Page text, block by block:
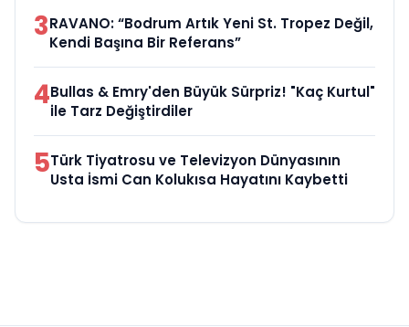
3RAVANO: “Bodrum Artık Yeni St. Tropez Değil,
Kendi Başına Bir Referans”
4Bullas & Emry'den Büyük Sürpriz! "Kaç Kurtul"
ile Tarz Değiştirdiler
5Türk Tiyatrosu ve Televizyon Dünyasının
Usta İsmi Can Kolukısa Hayatını Kaybetti